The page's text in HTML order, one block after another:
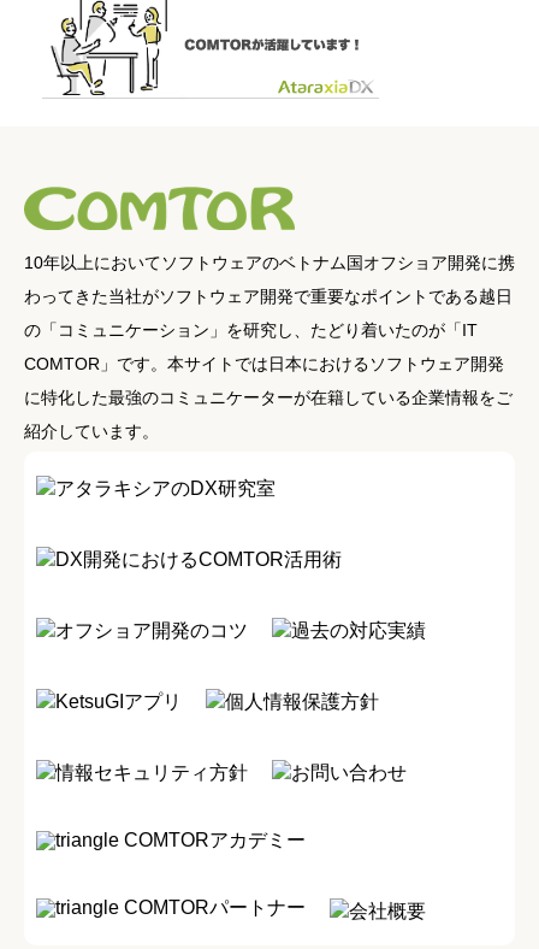
10年以上においてソフトウェアのベトナム国オフショア開発に携
わってきた当社がソフトウェア開発で重要なポイントである越日
の「コミュニケーション」を研究し、たどり着いたのが「IT
COMTOR」です。本サイトでは日本におけるソフトウェア開発
に特化した最強のコミュニケーターが在籍している企業情報をご
紹介しています。
アタラキシアのDX研究室
DX開発におけるCOMTOR活用術
オフショア開発のコツ 過去の対応実績
KetsuGIアプリ 個人情報保護方針
情報セキュリティ方針 お問い合わせ
COMTORアカデミー
COMTORパートナー 会社概要